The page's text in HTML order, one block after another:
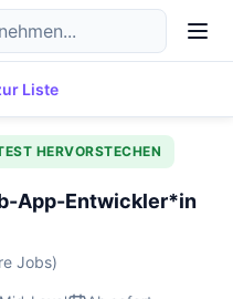
Liste
HERVORSTECHEN
App-Entwickler*in
Jobs)